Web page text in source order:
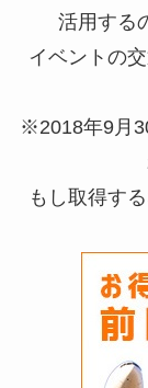
活用する
イベントの
※2018年9月
もし取得す